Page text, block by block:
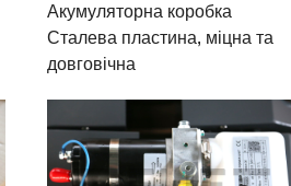
Акумуляторна коробка
Сталева пластина, міцна та
довговічна